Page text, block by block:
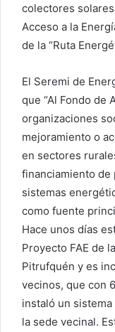
colectores
Acceso a la
de la “Ruta
El Seremi de
que “Al Fondo de
organizaciones
mejoramiento o
en sectores
financiamiento de
sistemas
como fuente
Hace unos días
Proyecto FAE de
Pitrufquén y es
vecinos, que con
instaló un
la sede vecinal.